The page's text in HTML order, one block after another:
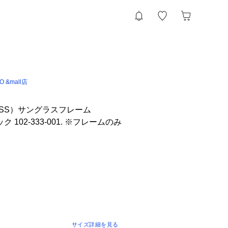
&mall店
）サングラスフレーム
ク 102-333-001. ※フレームのみ
サイズ詳細を見る